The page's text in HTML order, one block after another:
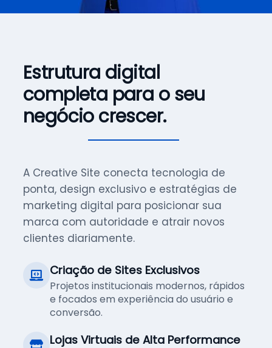
Estrutura digital
completa para o seu
negócio crescer.
A Creative Site conecta tecnologia de
ponta, design exclusivo e estratégias de
marketing digital para posicionar sua
marca com autoridade e atrair novos
clientes diariamente.
Criação de Sites Exclusivos
Projetos institucionais modernos, rápidos
e focados em experiência do usuário e
conversão.
Lojas Virtuais de Alta Performance